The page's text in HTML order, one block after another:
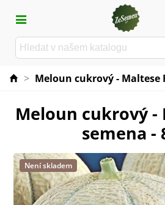
> Meloun cukrový - Maltese
Meloun cukrový -
semena -
Není skladem